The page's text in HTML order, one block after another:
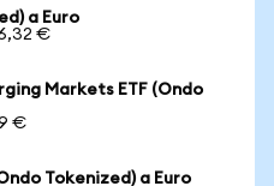
a Euro
€
Markets ETF (Ondo
€
Tokenized) a Euro